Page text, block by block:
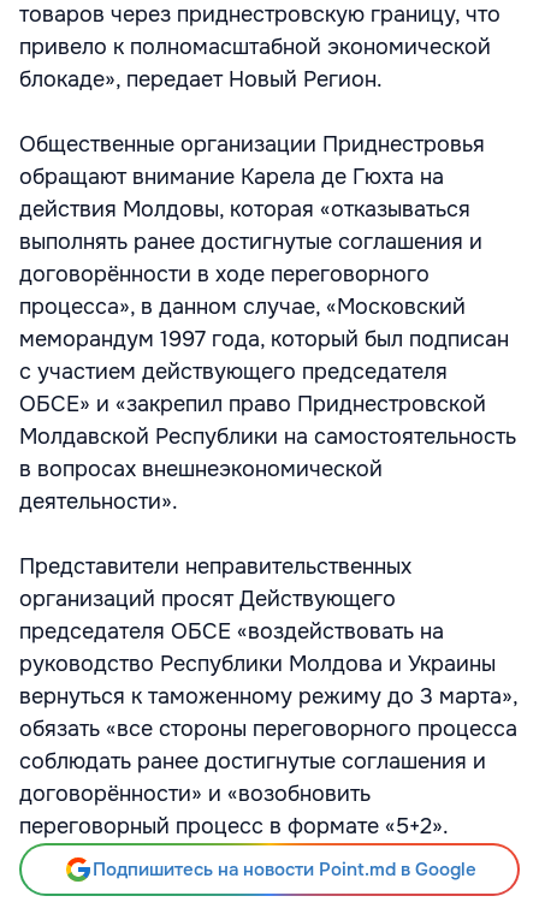
товаров через приднестровскую границу, что
привело к полномасштабной экономической
блокаде», передает Новый Регион.
Общественные организации Приднестровья
обращают внимание Карела де Гюхта на
действия Молдовы, которая «отказываться
выполнять ранее достигнутые соглашения и
договорённости в ходе переговорного
процесса», в данном случае, «Московский
меморандум 1997 года, который был подписан
с участием действующего председателя
ОБСЕ» и «закрепил право Приднестровской
Молдавской Республики на самостоятельность
в вопросах внешнеэкономической
деятельности».
Представители неправительственных
организаций просят Действующего
председателя ОБСЕ «воздействовать на
руководство Республики Молдова и Украины
вернуться к таможенному режиму до 3 марта»,
обязать «все стороны переговорного процесса
соблюдать ранее достигнутые соглашения и
договорённости» и «возобновить
переговорный процесс в формате «5+2».
Подпишитесь на новости Point.md в Google